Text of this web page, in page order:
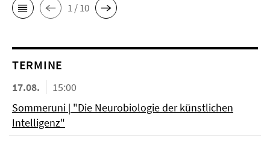
1 / 10
TERMINE
17.08.
15:00
Sommeruni | "Die Neurobiologie der künstlichen
Intelligenz"